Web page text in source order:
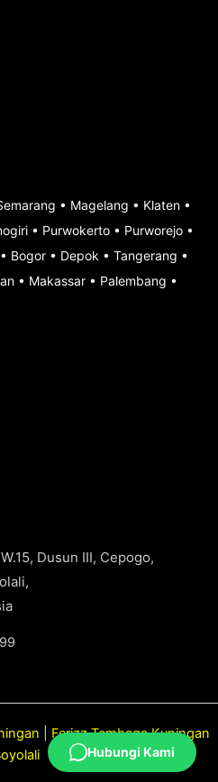
• Magelang • Klaten •
• Purwokerto • Purworejo •
• Bogor • Depok • Tangerang •
• Makassar • Palembang •
Dusun III, Cepogo,
| Ferizz Tembaga Kuningan
Hubungi Kami